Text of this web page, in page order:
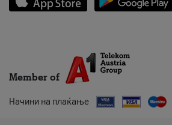
Member of
Начини на плаќање